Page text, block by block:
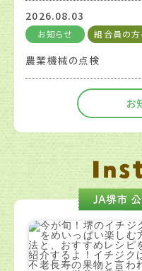
2026.08.03
お知らせ 組合員の方
農業機械の点検
お